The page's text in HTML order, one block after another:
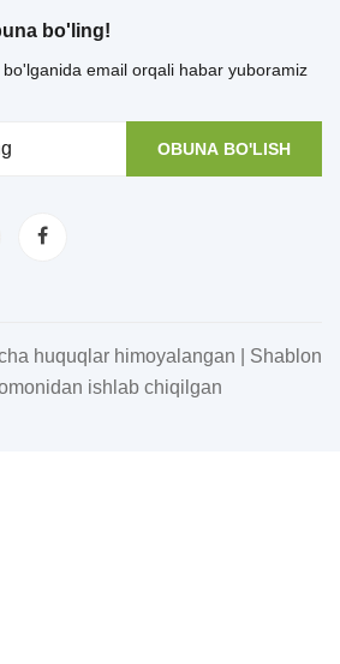
bo'ling!
email orqali habar yuboramiz
OBUNA BO'LISH
huquqlar himoyalangan | Shablon
ishlab chiqilgan